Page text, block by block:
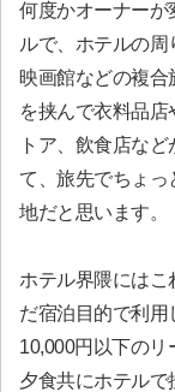
何度かオーナーが
ルで、ホテルの周
映画館などの複合
を挟んで衣料品
トア、飲食店な
て、旅先でちょ
地だと思います。
ホテル界隈にはこ
だ宿泊目的で利
10,000円以下のリ
夕食共にホテルで